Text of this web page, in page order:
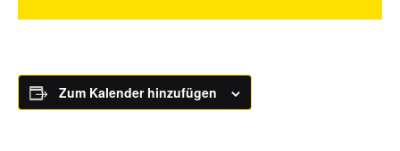
Zum Kalender hinzufügen